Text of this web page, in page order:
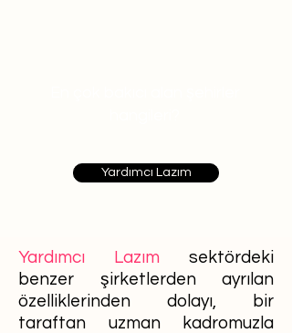
Yardımcı Lazım
Yardımcı Lazım sektördeki
benzer şirketlerden ayrılan
özelliklerinden dolayı, bir
taraftan uzman kadromuzla